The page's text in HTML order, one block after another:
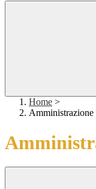
Home >
Amministrazione